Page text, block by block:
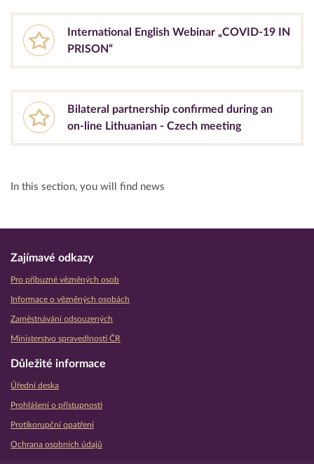
International English Webinar „COVID-19 IN
PRISON“
Bilateral partnership confirmed during an
on-line Lithuanian - Czech meeting
In this section, you will find news
Zajímavé odkazy
Pro příbuzné vězněných osob
Informace o vězněných osobách
Zaměstnávání odsouzených
Ministerstvo spravedlnosti ČR
Důležité informace
Úřední deska
Prohlášení o přístupnosti
Protikorupční opatření
Ochrana osobních údajů